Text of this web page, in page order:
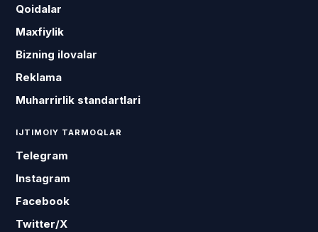
Qoidalar
Maxfiylik
Bizning ilovalar
Reklama
Muharrirlik standartlari
IJTIMOIY TARMOQLAR
Telegram
Instagram
Facebook
Twitter/X